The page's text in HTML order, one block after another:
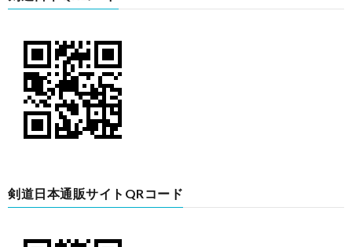
剣道日本通販サイトQRコード